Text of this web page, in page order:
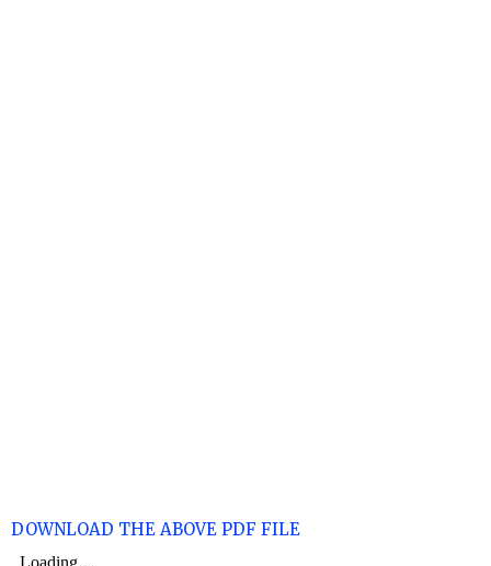
DOWNLOAD THE ABOVE PDF FILE